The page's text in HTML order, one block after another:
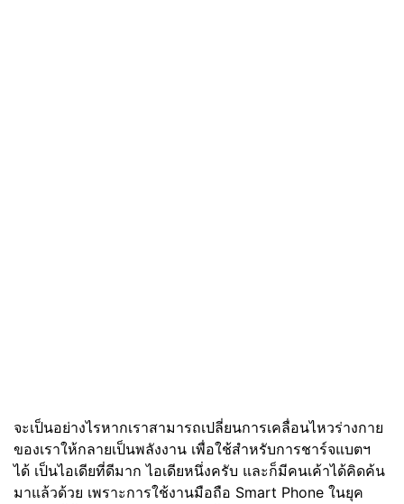
จะเป็นอย่างไรหากเราสามารถเปลี่ยนการเคลื่อนไหวร่างกาย
ของเราให้กลายเป็นพลังงาน เพื่อใช้สำหรับการชาร์จแบตฯ
ได้ เป็นไอเดียที่ดีมาก ไอเดียหนึ่งครับ และก็มีคนเค้าได้คิดค้น
มาแล้วด้วย เพราะการใช้งานมือถือ Smart Phone ในยุค